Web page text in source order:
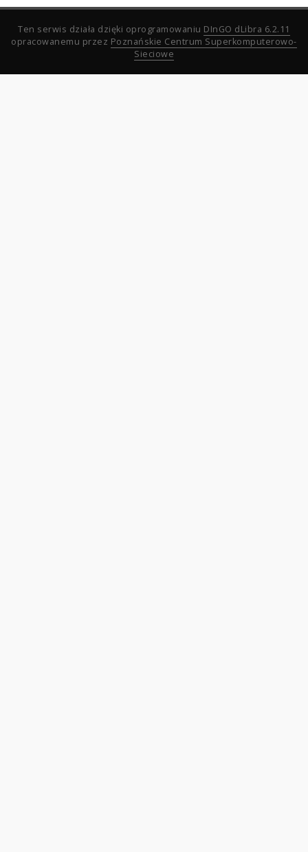
Ten serwis działa dzięki oprogramowaniu DInGO dLibra 6.2.11
opracowanemu przez Poznańskie Centrum Superkomputerowo-
Sieciowe